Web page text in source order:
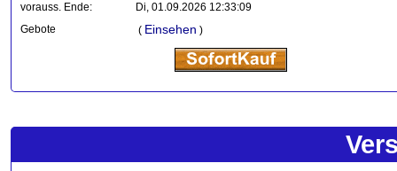
vorauss. Ende:
Di, 01.09.2026 12:33:09
Gebote
( Einsehen )